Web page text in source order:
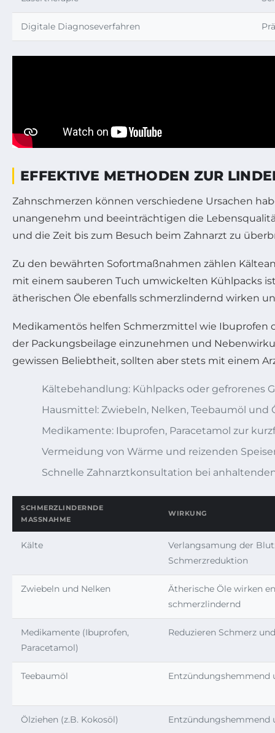
Digitale Diagnoseverfahren
EFFEKTIVE METHODEN ZUR
Zahnschmerzen können verschiedene Ursachen
unangenehm und beeinträchtigen die
und die Zeit bis zum Besuch beim Zahnarzt zu
Zu den bewährten Sofortmaßnahmen zählen
mit einem sauberen Tuch umwickelten Kühlpacks
ätherischen Öle ebenfalls schmerzlindernd wirken
Medikamentös helfen Schmerzmittel wie Ibuprofen
der Packungsbeilage einzunehmen und
gewissen Beliebtheit, sollten aber stets mit einem
Kältebehandlung: Kühlpacks oder gefrorenes
Hausmittel: Zwiebeln, Nelken, Teebaumöl
Medikamente: Ibuprofen, Paracetamol zur
Vermeidung von Wärme und reizenden
Schnelle Zahnarztkonsultation bei
SCHMERZLINDERNDE
MASSNAHME
WIRKUNG
Kälte
Verlangsamung der
Schmerzreduktion
Zwiebeln und Nelken
Ätherische Öle wirken
schmerzlindernd
Medikamente (Ibuprofen,
Paracetamol)
Reduzieren Schmerz
Teebaumöl Entzündungshemmend
Ölziehen (z.B. Kokosöl) Entzündungshemmend